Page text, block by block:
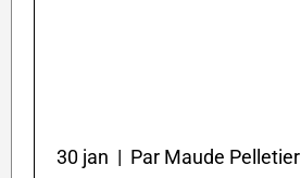
30 jan | Par Maude Pelletier